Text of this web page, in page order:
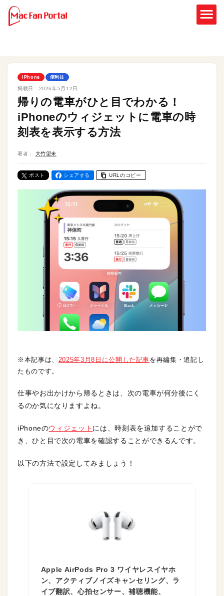
iPhone 便利技
掲載日： 2026年5月12日
帰りの電車がひと目でわかる！
iPhoneのウィジェットに電車の時
刻表を表示する方法
著者： 大竹望未
ポスト シェアする URLのコピー
※本記事は、 2025年3月8日に公開した記事を再編集・追記し
たものです。
仕事やお出かけから帰るときは、次の電車が何分後にく
るのか気になりますよね。
iPhoneのウィジェット には、時刻表を追加することがで
き、ひと目で次の電車を確認することができるんです。
以下の方法で設定してみましょう！
Apple AirPods Pro 3 ワイヤレスイヤホ
ン、アクティブノイズキャンセリング、ラ
イブ翻訳、心拍センサー、補聴機能、